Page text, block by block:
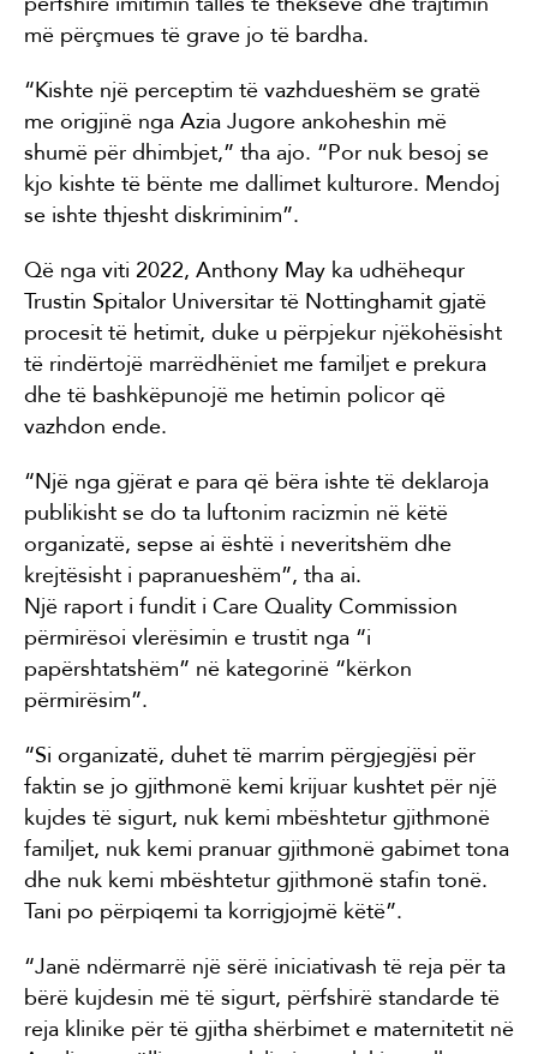
më përçmues të grave jo të bardha.
“Kishte një perceptim të vazhdueshëm se gratë
me origjinë nga Azia Jugore ankoheshin më
shumë për dhimbjet,” tha ajo. “Por nuk besoj se
kjo kishte të bënte me dallimet kulturore. Mendoj
se ishte thjesht diskriminim”.
Që nga viti 2022, Anthony May ka udhëhequr
Trustin Spitalor Universitar të Nottinghamit gjatë
procesit të hetimit, duke u përpjekur njëkohësisht
të rindërtojë marrëdhëniet me familjet e prekura
dhe të bashkëpunojë me hetimin policor që
vazhdon ende.
“Një nga gjërat e para që bëra ishte të deklaroja
publikisht se do ta luftonim racizmin në këtë
organizatë, sepse ai është i neveritshëm dhe
krejtësisht i papranueshëm”, tha ai.
Një raport i fundit i Care Quality Commission
përmirësoi vlerësimin e trustit nga “i
papërshtatshëm” në kategorinë “kërkon
përmirësim”.
“Si organizatë, duhet të marrim përgjegjësi për
faktin se jo gjithmonë kemi krijuar kushtet për një
kujdes të sigurt, nuk kemi mbështetur gjithmonë
familjet, nuk kemi pranuar gjithmonë gabimet tona
dhe nuk kemi mbështetur gjithmonë stafin tonë.
Tani po përpiqemi ta korrigjojmë këtë”.
“Janë ndërmarrë një sërë iniciativash të reja për ta
bërë kujdesin më të sigurt, përfshirë standarde të
reja klinike për të gjitha shërbimet e maternitetit në